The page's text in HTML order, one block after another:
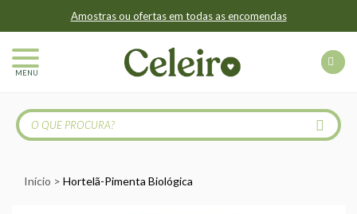
Amostras ou ofertas em todas as encomendas
MENU
Início Hortelã-Pimenta Biológica